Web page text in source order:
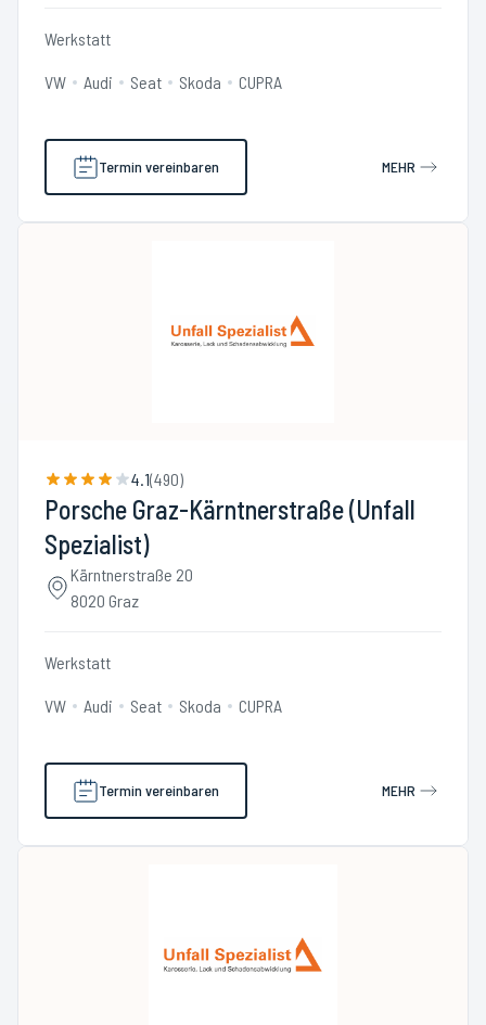
Werkstatt
VW Audi Seat Skoda CUPRA
Termin vereinbaren MEHR
4.1(490)
Porsche Graz-Kärntnerstraße (Unfall
Spezialist)
Kärntnerstraße 20
8020 Graz
Werkstatt
VW Audi Seat Skoda CUPRA
Termin vereinbaren MEHR